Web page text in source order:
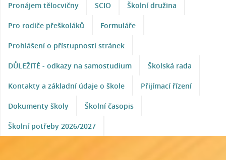
Pronájem tělocvičny SCIO Školní družina
Pro rodiče přeškoláků Formuláře
Prohlášení o přístupnosti stránek
DŮLEŽITÉ - odkazy na samostudium Školská rada
Kontakty a základní údaje o škole Přijímací řízení
Dokumenty školy Školní časopis
Školní potřeby 2026/2027